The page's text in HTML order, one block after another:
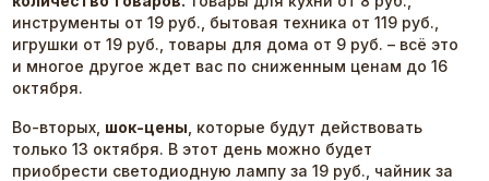
инструменты от 19 руб., бытовая техника от 119 руб.,
игрушки от 19 руб., товары для дома от 9 руб. – всё это
и многое другое ждет вас по сниженным ценам до 16
октября.
Во-вторых, шок-цены , которые будут действовать
только 13 октября. В этот день можно будет
приобрести светодиодную лампу за 19 руб., чайник за